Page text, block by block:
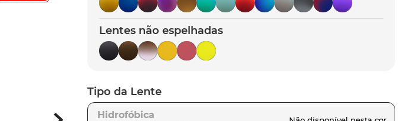
Lentes não espelhadas
Tipo da Lente
Hidrofóbica